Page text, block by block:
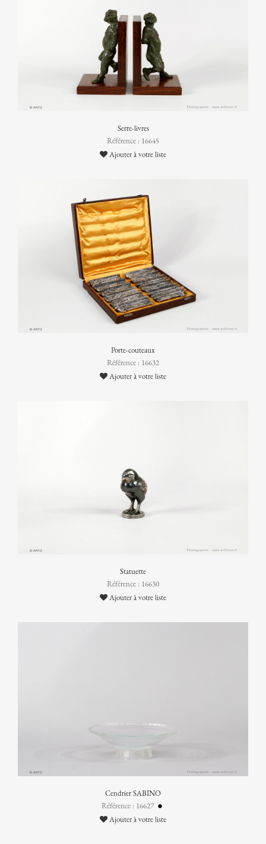
Serre-livres
Référence : 16645
Ajouter à votre liste
Porte-couteaux
Référence : 16632
Ajouter à votre liste
Statuette
Référence : 16630
Ajouter à votre liste
Cendrier SABINO
Référence : 16627
Ajouter à votre liste